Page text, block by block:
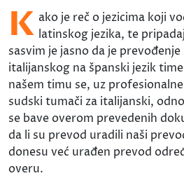
K ako je reč o jezicima koji
latinskog jezika, te
sasvim je jasno da je prevođenje
italijanskog na španski jezik
našem timu se, uz
sudski tumači za italijanski,
se bave overom prevedenih
da li su prevod uradili naši
donesu već urađen prevod
overu.